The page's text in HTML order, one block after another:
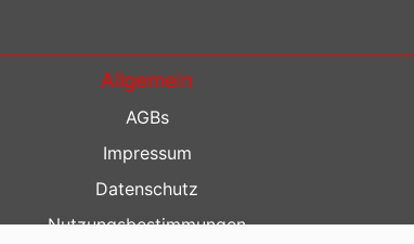
Allgemein
AGBs
Impressum
Datenschutz
Nutzungsbestimmungen